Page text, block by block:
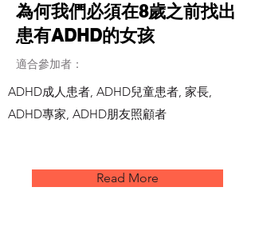
為何我們必須在8歲之前找出
患有ADHD的女孩
適合參加者：
ADHD成人患者, ADHD兒童患者, 家長,
ADHD專家, ADHD朋友照顧者
Read More